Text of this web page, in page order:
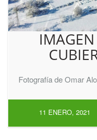
Fotografía de Omar
11 ENERO, 2021